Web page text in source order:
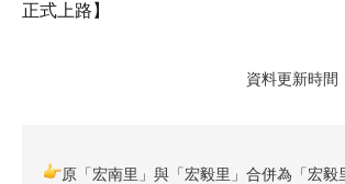
正式上路】
資料更新時間
原「宏南里」與「宏毅里」合併為「宏毅